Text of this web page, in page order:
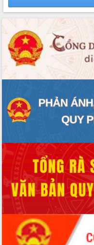
HỆ THỐNG VĂN BẢN
ĐIỂM TIN VĂN BẢN
QUY HOẠCH - KẾ HOẠCH